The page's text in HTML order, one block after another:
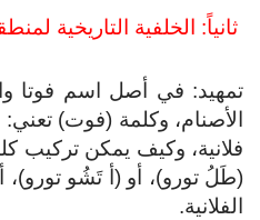
ثانياً: الخلفية التاريخية
تمهيد: في أصل اسم فوتا
الأصنام، وكلمة (فوت)
فلانية، وكيف يمكن تركيب
(طَلُ تورو)، أو (أ تَشُو
الفلانية.